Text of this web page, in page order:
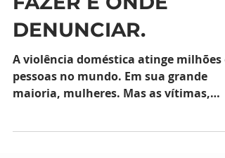
PORTUGAL: O QUE
FAZER E ONDE
DENUNCIAR.
A violência doméstica atinge milhões
maioria, mulheres. Mas as vítimas,